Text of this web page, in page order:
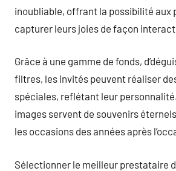
inoubliable, offrant la possibilité aux
capturer leurs joies de façon
Grâce à une gamme de fonds,
filtres, les invités peuvent réaliser
spéciales, reflétant leur
images servent de souvenirs
les occasions des années après
Sélectionner le meilleur prestataire